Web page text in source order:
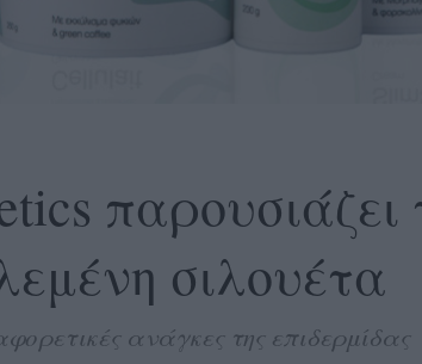
παρουσιάζει
σιλουέτα
ανάγκες της επιδερμίδας